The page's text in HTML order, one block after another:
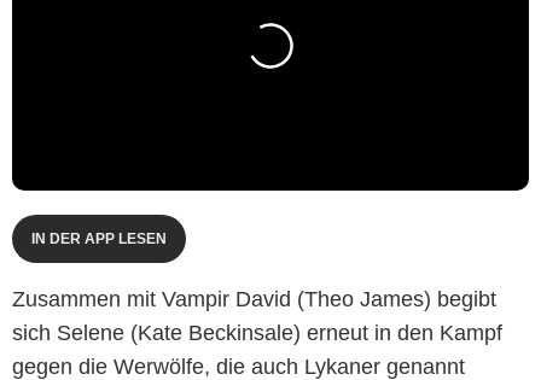
IN DER APP LESEN
Zusammen mit Vampir David (Theo James) begibt
sich Selene (Kate Beckinsale) erneut in den Kampf
gegen die Werwölfe, die auch Lykaner genannt